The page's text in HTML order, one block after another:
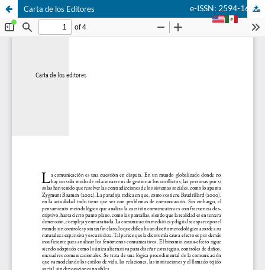
Carta de los Editores e-ISSN: 2594-1682